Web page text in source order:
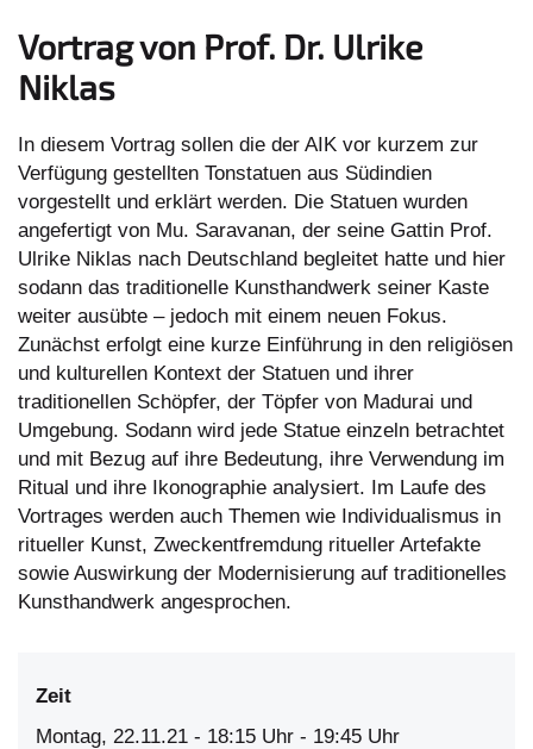
Vortrag von Prof. Dr. Ulrike
Niklas
In diesem Vortrag sollen die der AIK vor kurzem zur
Verfügung gestellten Tonstatuen aus Südindien
vorgestellt und erklärt werden. Die Statuen wurden
angefertigt von Mu. Saravanan, der seine Gattin Prof.
Ulrike Niklas nach Deutschland begleitet hatte und hier
sodann das traditionelle Kunsthandwerk seiner Kaste
weiter ausübte – jedoch mit einem neuen Fokus.
Zunächst erfolgt eine kurze Einführung in den religiösen
und kulturellen Kontext der Statuen und ihrer
traditionellen Schöpfer, der Töpfer von Madurai und
Umgebung. Sodann wird jede Statue einzeln betrachtet
und mit Bezug auf ihre Bedeutung, ihre Verwendung im
Ritual und ihre Ikonographie analysiert. Im Laufe des
Vortrages werden auch Themen wie Individualismus in
ritueller Kunst, Zweckentfremdung ritueller Artefakte
sowie Auswirkung der Modernisierung auf traditionelles
Kunsthandwerk angesprochen.
Zeit
Montag, 22.11.21 - 18:15 Uhr - 19:45 Uhr